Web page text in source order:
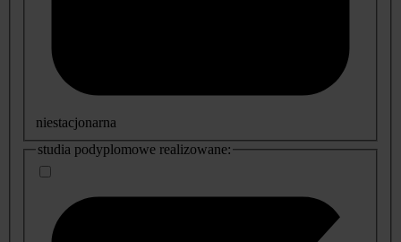
niestacjonarna
studia podyplomowe realizowane: